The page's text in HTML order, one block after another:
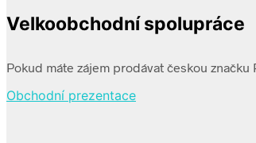
Velkoobchodní spolupráce
Pokud máte zájem prodávat českou
Obchodní prezentace